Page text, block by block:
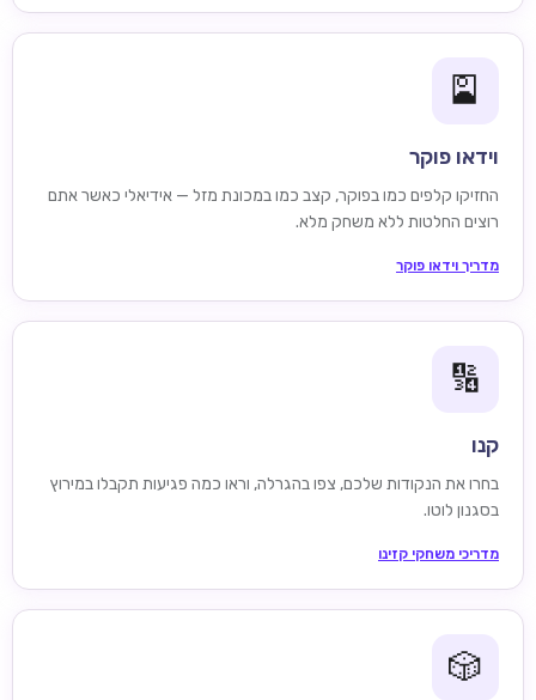
🎴
וידאו פוקר
החזיקו קלפים כמו בפוקר, קצב כמו במכונת מזל — אידיאלי כאשר אתם
רוצים החלטות ללא משחק מלא.
מדריך וידאו פוקר
🔢
קנו
בחרו את הנקודות שלכם, צפו בהגרלה, וראו כמה פגיעות תקבלו במירוץ
בסגנון לוטו.
מדריכי משחקי קזינו
🎲